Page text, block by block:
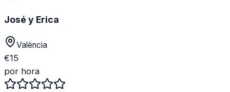
José y Erica
València
€15
por hora